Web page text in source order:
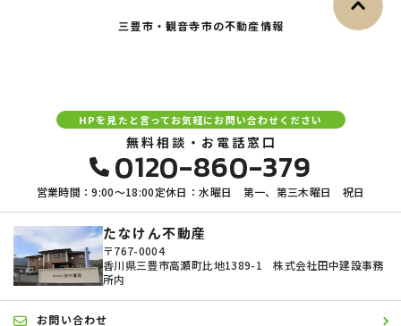
三豊市・観音寺市の不動産情報
HPを見たと言ってお気軽にお問い合わせください
無料相談・お電話窓口
0120-860-379
営業時間：9:00〜18:00定休日：水曜日 第一、第三木曜日 祝日
たなけん不動産
〒767-0004
香川県三豊市高瀬町比地1389-1 株式会社田中建設事務
所内
お問い合わせ